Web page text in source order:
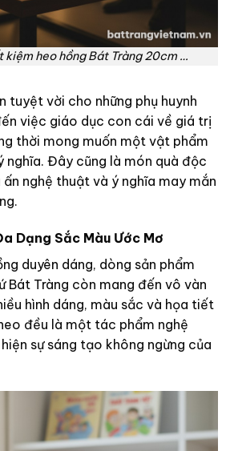
kiệm heo hồng Bát Tràng 20cm …
tuyệt vời cho những phụ huynh
việc giáo dục con cái về giá trị
thời mong muốn một vật phẩm
nghĩa. Đây cũng là món quà độc
nghệ thuật và ý nghĩa may mắn
Dạng Sắc Màu Ước Mơ
duyên dáng, dòng sản phẩm
Bát Tràng còn mang đến vô vàn
hình dáng, màu sắc và họa tiết
đều là một tác phẩm nghệ
sự sáng tạo không ngừng của